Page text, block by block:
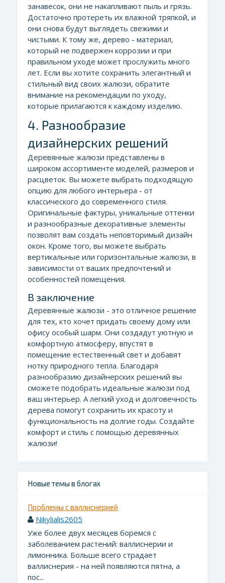
занавесок, они не накапливают пыль и грязь.
Достаточно протереть их влажной тряпкой, и
они снова будут выглядеть свежими и
чистыми. К тому же, дерево - материал,
который не подвержен коррозии и при
правильном уходе может прослужить много
лет. Если вы хотите сохранить элегантный и
стильный вид своих жалюзи, обратите
внимание на рекомендации по уходу,
которые прилагаются к каждому изделию.
4. Разнообразие
дизайнерских решений
Деревянные жалюзи представлены в
широком ассортименте моделей, размеров и
расцветок. Вы можете выбрать подходящую
опцию для любого интерьера - от
классического до современного стиля.
Оригинальные фактуры, уникальные оттенки
и разнообразные декоративные элементы
позволят вам создать неповторимый дизайн
окон. Кроме того, вы можете выбрать
вертикальные или горизонтальные жалюзи, в
зависимости от ваших предпочтений и
особенностей помещения.
В заключение
Деревянные жалюзи - это отличное решение
для тех, кто хочет придать своему дому или
офису особый шарм. Они создадут уютную и
комфортную атмосферу, впустят в
помещение естественный свет и добавят
нотку природного тепла. Благодаря
разнообразию дизайнерских решений вы
сможете подобрать идеальные жалюзи под
ваш интерьер. А легкий уход и долговечность
дерева помогут сохранить их красоту и
функциональность на долгие годы. Создайте
комфорт и стиль с помощью деревянных
жалюзи!
Новые темы в блогах
Проблемы с валлиснерией
Nikylialis2605
Уже более двух месяцев боремся с
заболеванием растений: валлиснерии и
лимонника. Больше всего страдает
валлиснерия - на ней появляются пятна, а
пос...